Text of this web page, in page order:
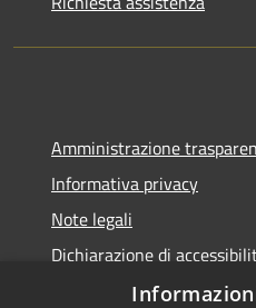
Amministrazione
Informativa privacy
Note legali
Dichiarazione di